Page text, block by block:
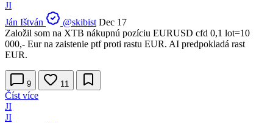
JI
Ján Ištván
@skibist Dec 17
Založil som na XTB nákupnú pozíciu EURUSD cfd 0,1 lot=10
000,- Eur na zaistenie ptf proti rastu EUR. AI predpokladá rast
EUR.
9 11
Číst více
JI
JI